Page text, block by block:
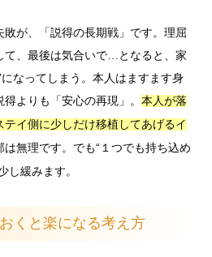
敗が、「説得の長期戦」です。理屈
て、最後は気合いで…となると、家
なってしまう。本人はますます身
よりも「安心の再現」。 本人が落
イ側に少しだけ移植してあげるイ
は無理です。でも“１つでも持ち込め
し緩みます。
くと楽になる考え方